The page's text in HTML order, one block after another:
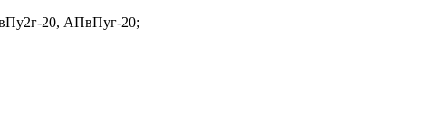
20, АПвПуг-20;